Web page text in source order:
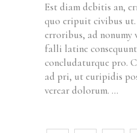
Est diam debitis an,
quo eripuit civibus
erroribus, ad nonumy
falli latine
concludaturque pro.
ad pri, ut euripidis
verear dolorum.